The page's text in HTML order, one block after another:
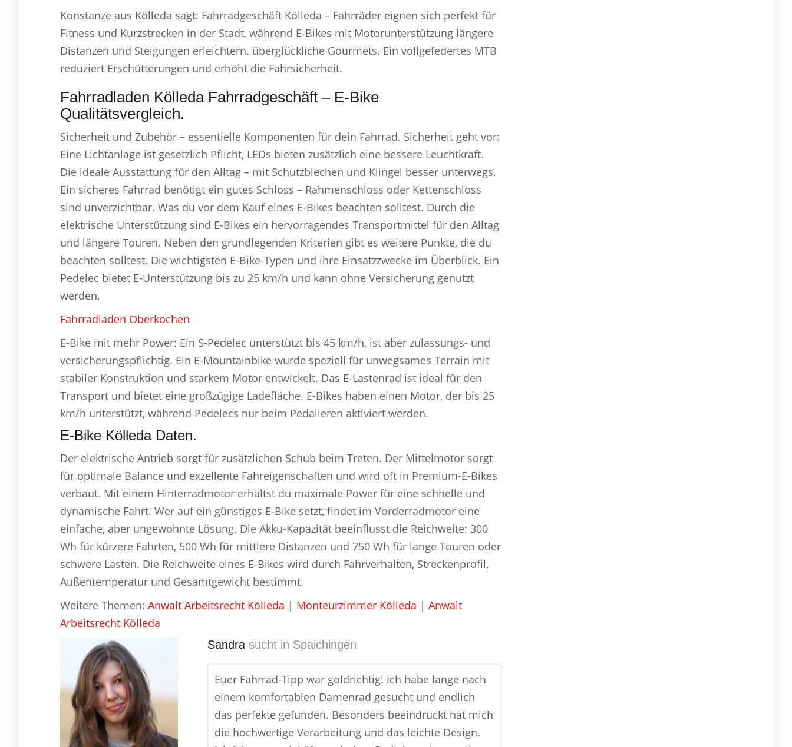
Konstanze aus Kölleda sagt: Fahrradgeschäft Kölleda – Fahrräder eignen sich perfekt für
Fitness und Kurzstrecken in der Stadt, während E-Bikes mit Motorunterstützung längere
Distanzen und Steigungen erleichtern. überglückliche Gourmets. Ein vollgefedertes MTB
reduziert Erschütterungen und erhöht die Fahrsicherheit.
Fahrradladen Kölleda Fahrradgeschäft – E-Bike
Qualitätsvergleich.
Sicherheit und Zubehör – essentielle Komponenten für dein Fahrrad. Sicherheit geht vor:
Eine Lichtanlage ist gesetzlich Pflicht, LEDs bieten zusätzlich eine bessere Leuchtkraft.
Die ideale Ausstattung für den Alltag – mit Schutzblechen und Klingel besser unterwegs.
Ein sicheres Fahrrad benötigt ein gutes Schloss – Rahmenschloss oder Kettenschloss
sind unverzichtbar. Was du vor dem Kauf eines E-Bikes beachten solltest. Durch die
elektrische Unterstützung sind E-Bikes ein hervorragendes Transportmittel für den Alltag
und längere Touren. Neben den grundlegenden Kriterien gibt es weitere Punkte, die du
beachten solltest. Die wichtigsten E-Bike-Typen und ihre Einsatzzwecke im Überblick. Ein
Pedelec bietet E-Unterstützung bis zu 25 km/h und kann ohne Versicherung genutzt
werden.
Fahrradladen Oberkochen
E-Bike mit mehr Power: Ein S-Pedelec unterstützt bis 45 km/h, ist aber zulassungs- und
versicherungspflichtig. Ein E-Mountainbike wurde speziell für unwegsames Terrain mit
stabiler Konstruktion und starkem Motor entwickelt. Das E-Lastenrad ist ideal für den
Transport und bietet eine großzügige Ladefläche. E-Bikes haben einen Motor, der bis 25
km/h unterstützt, während Pedelecs nur beim Pedalieren aktiviert werden.
E-Bike Kölleda Daten.
Der elektrische Antrieb sorgt für zusätzlichen Schub beim Treten. Der Mittelmotor sorgt
für optimale Balance und exzellente Fahreigenschaften und wird oft in Premium-E-Bikes
verbaut. Mit einem Hinterradmotor erhältst du maximale Power für eine schnelle und
dynamische Fahrt. Wer auf ein günstiges E-Bike setzt, findet im Vorderradmotor eine
einfache, aber ungewohnte Lösung. Die Akku-Kapazität beeinflusst die Reichweite: 300
Wh für kürzere Fahrten, 500 Wh für mittlere Distanzen und 750 Wh für lange Touren oder
schwere Lasten. Die Reichweite eines E-Bikes wird durch Fahrverhalten, Streckenprofil,
Außentemperatur und Gesamtgewicht bestimmt.
Weitere Themen: Anwalt Arbeitsrecht Kölleda | Monteurzimmer Kölleda | Anwalt
Arbeitsrecht Kölleda
Sandra sucht in Spaichingen
Euer Fahrrad-Tipp war goldrichtig! Ich habe lange nach
einem komfortablen Damenrad gesucht und endlich
das perfekte gefunden. Besonders beeindruckt hat mich
die hochwertige Verarbeitung und das leichte Design.